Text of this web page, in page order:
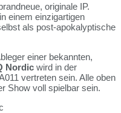
originale IP.
einem einzigartigen
als post-apokalyptische
einer bekannten,
Nordic wird in der
vertreten sein. Alle oben
Show voll spielbar sein.